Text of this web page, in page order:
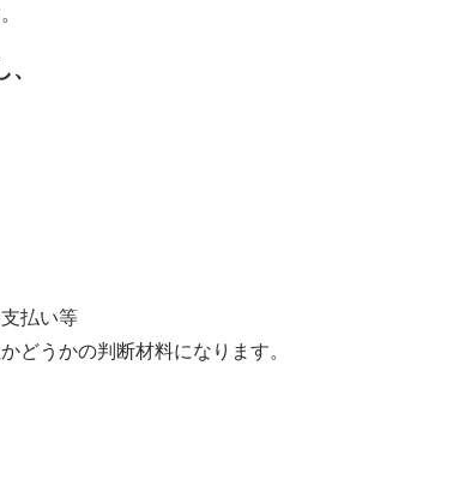
払い等
どうかの判断材料になります。